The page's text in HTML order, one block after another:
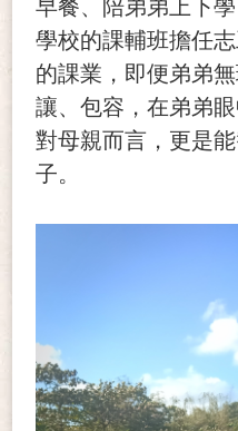
早餐、陪弟弟上下
學校的課輔班擔任
的課業，即便弟弟
讓、包容，在弟弟
對母親而言，更是
子。